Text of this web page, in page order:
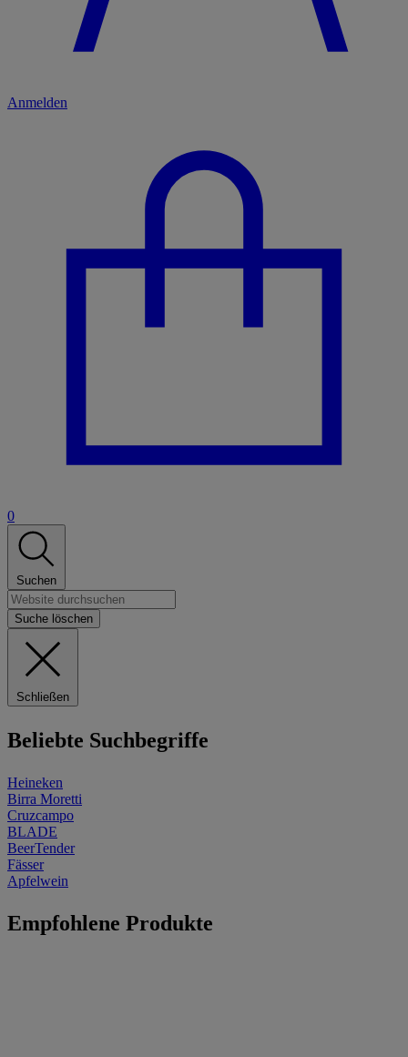
Anmelden
0
Suchen
Suche löschen
Schließen
Beliebte Suchbegriffe
Heineken
Birra Moretti
Cruzcampo
BLADE
BeerTender
Fässer
Apfelwein
Empfohlene Produkte